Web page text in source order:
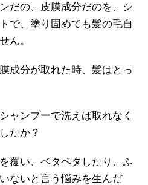
だの、皮膜成分だのを、シ
で、塗り固めても髪の毛自
ん。
成分が取れた時、髪はとっ
ャンプーで洗えば取れなく
たか？
覆い、ベタベタしたり、ふ
ないと言う悩みを生んだ